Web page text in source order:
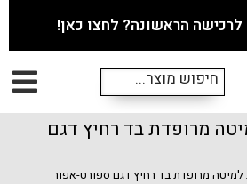
מרופדת בד רחיץ דגם
מרופדת בד רחיץ דגם ספורט-אפור